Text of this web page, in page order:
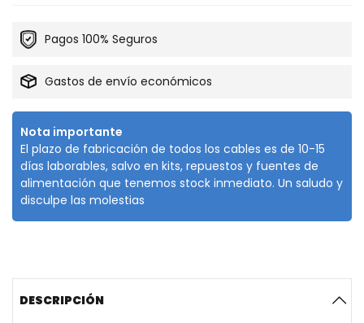
Pagos 100% Seguros
Gastos de envío económicos
Nota importante
El plazo de fabricación de todos los cables es de 10-15
días laborables, salvo en kits, repuestos y fuentes de
alimentación que tenemos stock inmediato. Un saludo y
disculpe las molestias
DESCRIPCIÓN